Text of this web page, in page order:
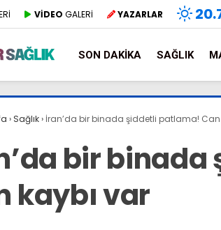
VİDEO GALERİ YAZARLAR
SON DAKIKA SAĞLIK
› Sağlık› İran’da bir binada şiddetli patlama! Can
bir
kaybı var